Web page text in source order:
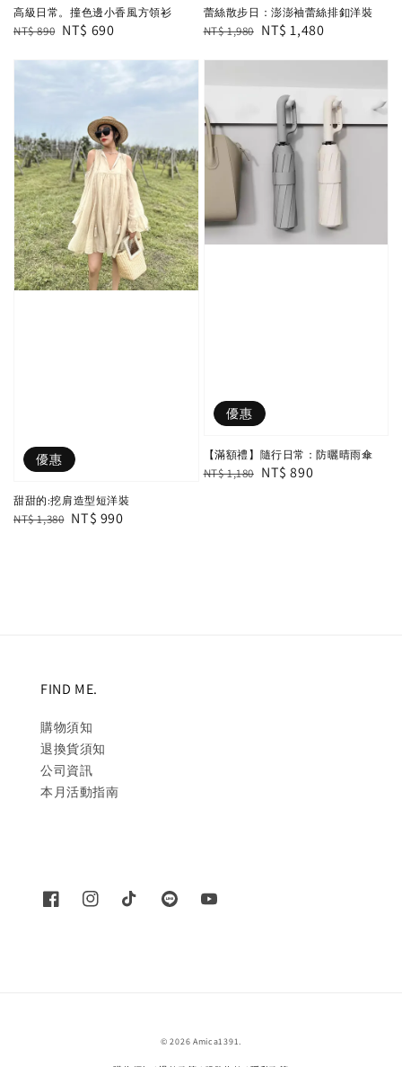
高級日常。撞色邊小香風方領衫
Regular
NT$ 890 Sale
NT$ 690
蕾絲散步日：澎澎袖蕾絲排釦洋裝
Regular
NT$ 1,980 Sale
NT$ 1,480
優惠
甜甜的:挖肩造型短洋裝
Regular
NT$ 1,380 Sale
NT$ 990
優惠
【滿額禮】隨行日常：防曬晴雨傘
Regular
NT$ 1,180 Sale
NT$ 890
FIND ME.
購物須知
退換貨須知
公司資訊
本月活動指南
© 2026 Amica1391.